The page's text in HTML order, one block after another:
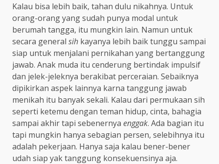
Kalau bisa lebih baik, tahan dulu nikahnya. Untuk
orang-orang yang sudah punya modal untuk
berumah tangga, itu mungkin lain. Namun untuk
secara general sih kayanya lebih baik tunggu sampai
siap untuk menjalani pernikahan yang bertanggung
jawab. Anak muda itu cenderung bertindak impulsif
dan jelek-jeleknya berakibat perceraian. Sebaiknya
dipikirkan aspek lainnya karna tanggung jawab
menikah itu banyak sekali. Kalau dari permukaan sih
seperti ketemu dengan teman hidup, cinta, bahagia
sampai akhir tapi sebenernya enggak. Ada bagian itu
tapi mungkin hanya sebagian persen, selebihnya itu
adalah pekerjaan. Hanya saja kalau bener-bener
udah siap yak tanggung konsekuensinya aja.